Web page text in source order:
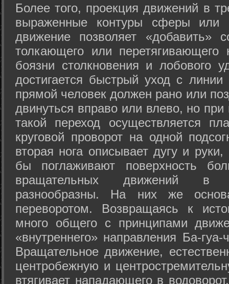
Более того, проекция движений в
выраженные контуры сферы или
движение позволяет «добавить»
толкающего или перетягивающего
боязни столкновения и лобового
достигается быстрый уход с
прямой человек должен рано или
двинуться вправо или влево, но
такой переход осуществляется
круговой проворот на одной
вторая нога описывает дугу и
бы поглаживают поверхность
вращательных движений в
разнообразны. На них же
переворотом. Возвращаясь к
много общего с принципами
«внутреннего» направления Ба-
Вращательное движение,
центробежную и
втягивает нападающего в